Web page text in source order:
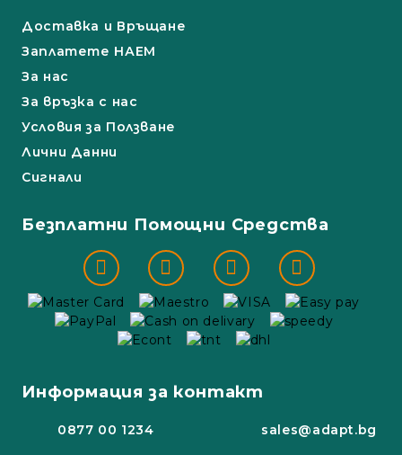
Доставка и Връщане
Заплатете НАЕМ
За нас
За връзка с нас
Условия за Ползване
Лични Данни
Сигнали
Безплатни Помощни Средства
Информация за контакт
0877 00 1234 sales@adapt.bg